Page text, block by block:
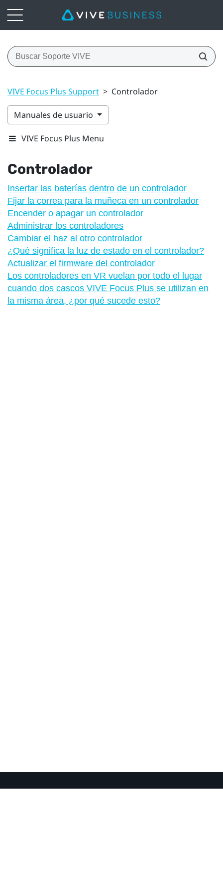
VIVE Focus Plus Support > Controlador
Manuales de usuario
VIVE Focus Plus Menu
Controlador
Insertar las baterías dentro de un controlador
Fijar la correa para la muñeca en un controlador
Encender o apagar un controlador
Administrar los controladores
Cambiar el haz al otro controlador
¿Qué significa la luz de estado en el controlador?
Actualizar el firmware del controlador
Los controladores en VR vuelan por todo el lugar
cuando dos cascos VIVE Focus Plus se utilizan en
la misma área, ¿por qué sucede esto?
Productos